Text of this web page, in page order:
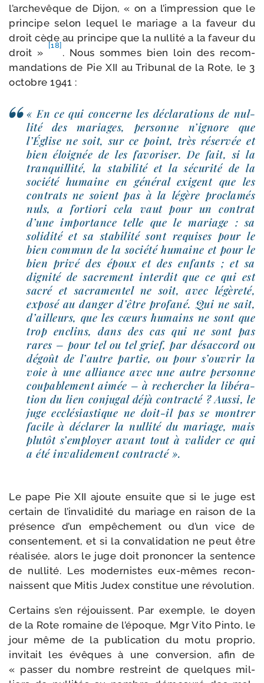
l’archevêque de Dijon, « on a l’impression que le
prin­cipe selon lequel le mariage a la faveur du
droit cède au prin­cipe que la nul­li­té a la faveur du
droit »
[18]
. Nous sommes bien loin des recom­
man­da­tions de Pie XII au Tribunal de la Rote, le 3
octobre 1941 :
« En ce qui concerne les décla­ra­tions de nul­
li­té des mariages, per­sonne n’ignore que
l’Église ne soit, sur ce point, très réser­vée et
bien éloi­gnée de les favo­ri­ser. De fait, si la
tran­quilli­té, la sta­bi­li­té et la sécu­ri­té de la
socié­té humaine en géné­ral exigent que les
contrats ne soient pas à la légère pro­cla­més
nuls, a for­tio­ri cela vaut pour un contrat
d’une impor­tance telle que le mariage : sa
soli­di­té et sa sta­bi­li­té sont requises pour le
bien com­mun de la socié­té humaine et pour le
bien pri­vé des époux et des enfants ; et sa
digni­té de sacre­ment inter­dit que ce qui est
sacré et sacra­men­tel ne soit, avec légè­re­té,
expo­sé au dan­ger d’être pro­fa­né. Qui ne sait,
d’ailleurs, que les cœurs humains ne sont que
trop enclins, dans des cas qui ne sont pas
rares – pour tel ou tel grief, par désac­cord ou
dégoût de l’autre par­tie, ou pour s’ouvrir la
voie à une alliance avec une autre per­sonne
cou­pa­ble­ment aimée – à recher­cher la libé­ra­
tion du lien conju­gal déjà contrac­té ? Aussi, le
juge ecclé­sias­tique ne doit-​il pas se mon­trer
facile à décla­rer la nul­li­té du mariage, mais
plu­tôt s’employer avant tout à vali­der ce qui
a été inva­li­de­ment contracté ».
Le pape Pie XII ajoute ensuite que si le juge est
cer­tain de l’invalidité du mariage en rai­son de la
pré­sence d’un empê­che­ment ou d’un vice de
consen­te­ment, et si la conva­li­da­tion ne peut être
réa­li­sée, alors le juge doit pro­non­cer la sen­tence
de nul­li­té. Les moder­nistes eux-​mêmes recon­
naissent que Mitis Judex consti­tue une révolution.
Certains s’en réjouissent. Par exemple, le doyen
de la Rote romaine de l’époque, Mgr Vito Pinto, le
jour même de la publi­ca­tion du motu pro­prio,
invi­tait les évêques à une conver­sion, afin de
« pas­ser du nombre res­treint de quelques mil­